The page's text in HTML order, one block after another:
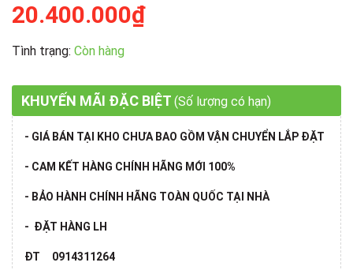
20.400.000₫
Tình trạng: Còn hàng
KHUYẾN MÃI ĐẶC BIỆT (Số lượng có hạn)
- GIÁ BÁN TẠI KHO CHƯA BAO GỒM VẬN CHUYỂN LẮP ĐẶT
- CAM KẾT HÀNG CHÍNH HÃNG MỚI 100%
- BẢO HÀNH CHÍNH HÃNG TOÀN QUỐC TẠI NHÀ
- ĐẶT HÀNG LH
ĐT 0914311264